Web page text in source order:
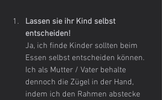
Lassen sie ihr Kind selbst
entscheiden!
Ja, ich finde Kinder sollten beim
Essen selbst entscheiden können.
Ich als Mutter / Vater behalte
dennoch die Zügel in der Hand,
indem ich den Rahmen abstecke